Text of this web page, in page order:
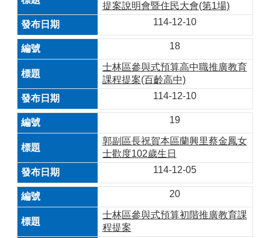
提案說明會暨住民大會(第1場)
114-12-10
18
士林區參與式預算高中職推廣教育
課程提案(百齡高中)
114-12-10
19
郭副區長祝賀本區蘭興里蔡金鳳女
士歡度102歲生日
114-12-05
20
士林區參與式預算初階推廣教育課
程提案